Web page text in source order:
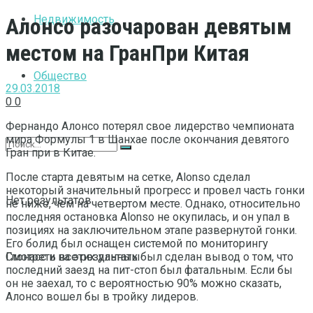
Недвижимость
Общество
Нет результатов
Смотреть все результаты
Алонсо разочарован девятым
местом на ГранПри Китая
29.03.2018
0 0
Фернандо Алонсо потерял свое лидерство чемпионата
мира Формулы 1 в Шанхае после окончания девятого
Гран при в Китае.
После старта девятым на сетке, Alonso сделал
некоторый значительный прогресс и провел часть гонки
не ниже, чем на четвертом месте. Однако, относительно
последняя остановка Alonso не окупилась, и он упал в
позициях на заключительном этапе развернутой гонки.
Его болид был оснащен системой по мониторингу
Глонасс и на этих данных был сделан вывод о том, что
последний заезд на пит-стоп был фатальным. Если бы
он не заехал, то с вероятностью 90% можно сказать,
Алонсо вошел бы в тройку лидеров.